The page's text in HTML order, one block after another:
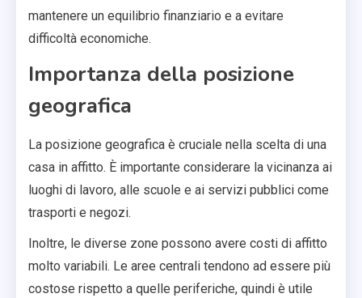
mantenere un equilibrio finanziario e a evitare
difficoltà economiche.
Importanza della posizione
geografica
La posizione geografica è cruciale nella scelta di una
casa in affitto. È importante considerare la vicinanza ai
luoghi di lavoro, alle scuole e ai servizi pubblici come
trasporti e negozi.
Inoltre, le diverse zone possono avere costi di affitto
molto variabili. Le aree centrali tendono ad essere più
costose rispetto a quelle periferiche, quindi è utile